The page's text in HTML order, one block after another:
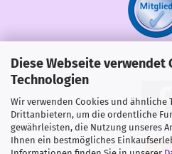
Diese Webseite verwendet
Technologien
Wir verwenden Cookies und ähnliche
Drittanbietern, um die ordentliche
gewährleisten, die Nutzung unseres
Ihnen ein bestmögliches
Share